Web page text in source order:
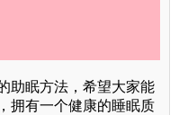
助眠方法，希望大家能
拥有一个健康的睡眠质